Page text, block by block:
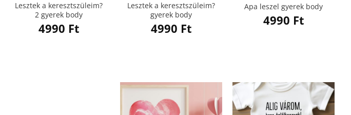
Lesztek a keresztszüleim?
2 gyerek body
4990 Ft
Lesztek a keresztszüleim?
gyerek body
4990 Ft
Apa leszel gyerek body
4990 Ft